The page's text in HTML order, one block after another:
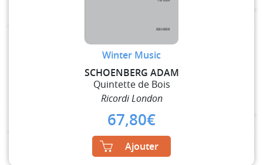
Winter Music
SCHOENBERG ADAM
Quintette de Bois
Ricordi London
67,80€
Ajouter